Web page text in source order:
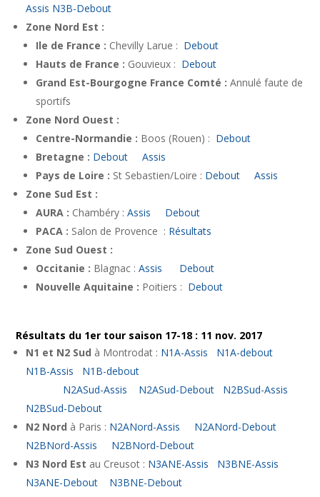
Assis N3B-Debout
Zone Nord Est :
Ile de France : Chevilly Larue : Debout
Hauts de France : Gouvieux : Debout
Grand Est-Bourgogne France Comté : Annulé faute de
sportifs
Zone Nord Ouest :
Centre-Normandie : Boos (Rouen) : Debout
Bretagne : Debout
Assis
Pays de Loire : St Sebastien/Loire : Debout
Assis
Zone Sud Est :
AURA : Chambéry :Assis
Debout
PACA : Salon de Provence : Résultats
Zone Sud Ouest :
Occitanie : Blagnac :Assis
Debout
Nouvelle Aquitaine : Poitiers : Debout
Résultats du 1er tour saison 17-18 : 11 nov. 2017
N1 et N2 Sud à Montrodat : N1A-Assis
N1A-debout
N1B-Assis
N1B-debout
N2ASud-Assis
N2ASud-Debout
N2BSud-Assis
N2BSud-Debout
N2 Nord à Paris : N2ANord-Assis
N2ANord-Debout
N2BNord-Assis
N2BNord-Debout
N3 Nord Est au Creusot : N3ANE-Assis
N3BNE-Assis
N3ANE-Debout
N3BNE-Debout